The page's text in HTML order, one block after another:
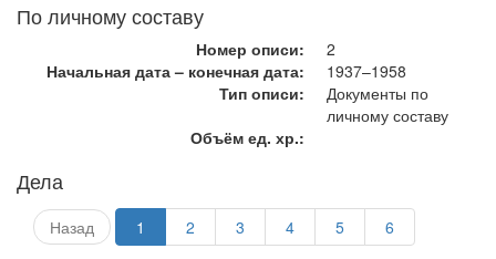
По личному составу
Номер описи:
2
Начальная дата – конечная дата:
1937–1958
Тип описи:
Документы по
личному составу
Объём ед. хр.:
Дела
Назад 1 2 3 4 5 6